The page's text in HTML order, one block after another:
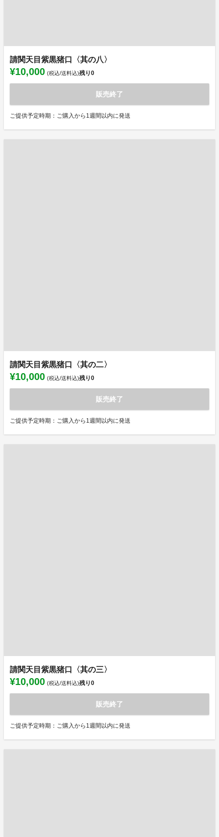
請関天目紫黒猪口〈其の八〉
¥10,000 (税込/送料込)残り0
販売終了
ご提供予定時期：ご購入から1週間以内に発送
請関天目紫黒猪口〈其の二〉
¥10,000 (税込/送料込)残り0
販売終了
ご提供予定時期：ご購入から1週間以内に発送
請関天目紫黒猪口〈其の三〉
¥10,000 (税込/送料込)残り0
販売終了
ご提供予定時期：ご購入から1週間以内に発送